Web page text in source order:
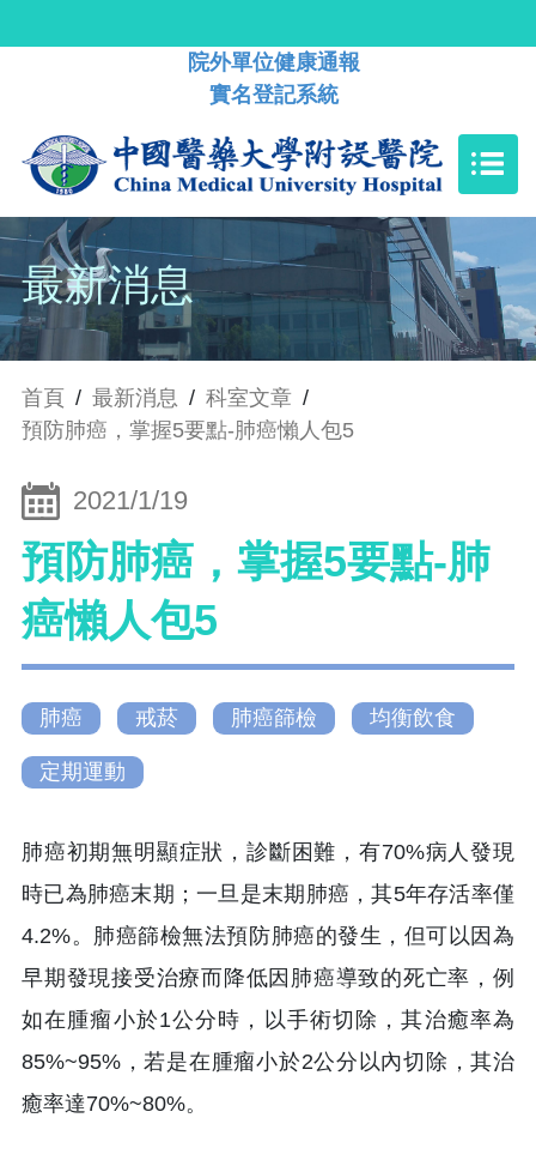
院外單位健康通報
實名登記系統
最新消息
首頁 / 最新消息 / 科室文章 /
預防肺癌，掌握5要點-肺癌懶人包5
2021/1/19
預防肺癌，掌握5要點-肺
癌懶人包5
肺癌 戒菸 肺癌篩檢 均衡飲食
定期運動
肺癌初期無明顯症狀，診斷困難，有70%病人發現
時已為肺癌末期；一旦是末期肺癌，其5年存活率僅
4.2%。肺癌篩檢無法預防肺癌的發生，但可以因為
早期發現接受治療而降低因肺癌導致的死亡率，例
如在腫瘤小於1公分時，以手術切除，其治癒率為
85%~95%，若是在腫瘤小於2公分以內切除，其治
癒率達70%~80%。